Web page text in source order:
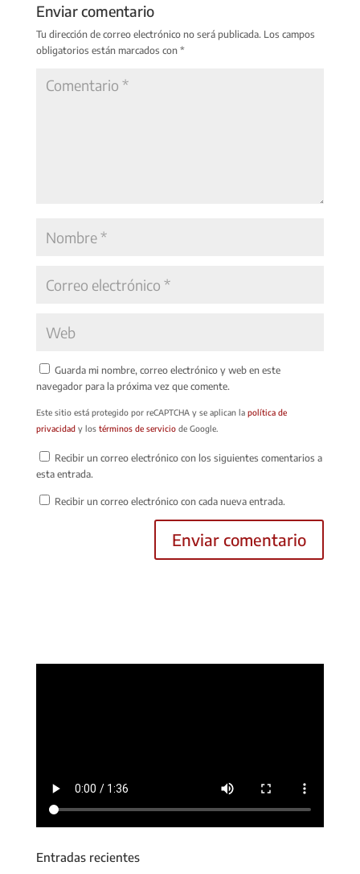
Enviar comentario
Tu dirección de correo electrónico no será publicada. Los campos
obligatorios están marcados con *
Guarda mi nombre, correo electrónico y web en este
navegador para la próxima vez que comente.
Este sitio está protegido por reCAPTCHA y se aplican la política de
privacidady los términos de serviciode Google.
Recibir un correo electrónico con los siguientes comentarios a
esta entrada.
Recibir un correo electrónico con cada nueva entrada.
Entradas recientes